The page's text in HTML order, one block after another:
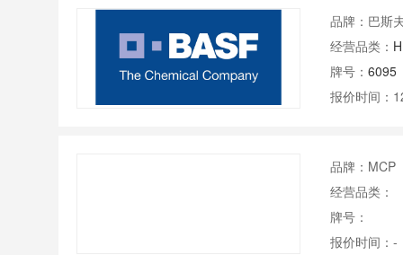
品牌：巴斯
经营品类：
牌号：6095
报价时间：
品牌：MCP
经营品类：
牌号：
报价时间：-